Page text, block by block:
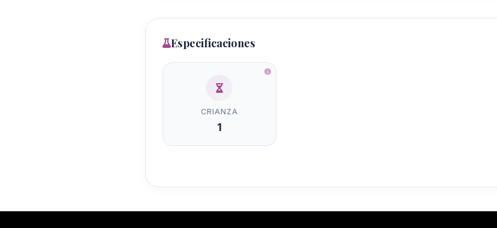
Especificaciones
CRIANZA
1